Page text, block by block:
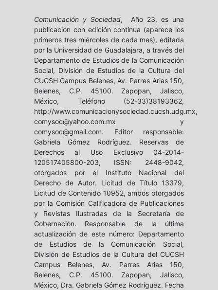
Comunicación y Sociedad, Año 23, es una
publicación con edición continua (aparece los
primeros tres miércoles de cada mes), editada
por la Universidad de Guadalajara, a través del
Departamento de Estudios de la Comunicación
Social, División de Estudios de la Cultura del
CUCSH Campus Belenes, Av. Parres Arias 150,
Belenes, C.P. 45100. Zapopan, Jalisco,
México, Teléfono (52-33)38193362,
http://www.comunicacionysociedad.cucsh.udg.mx,
comysoc@yahoo.com.mx y
comysoc@gmail.com. Editor responsable:
Gabriela Gómez Rodríguez. Reservas de
Derechos al Uso Exclusivo 04-2014-
120517405800-203, ISSN: 2448-9042,
otorgados por el Instituto Nacional del
Derecho de Autor. Licitud de Título 13379,
Licitud de Contenido 10952, ambos otorgados
por la Comisión Calificadora de Publicaciones
y Revistas Ilustradas de la Secretaría de
Gobernación. Responsable de la última
actualización de este número: Departamento
de Estudios de la Comunicación Social,
División de Estudios de la Cultura del CUCSH
Campus Belenes, Av. Parres Arias 150,
Belenes, C.P. 45100. Zapopan, Jalisco,
México, Dra. Gabriela Gómez Rodríguez. Fecha